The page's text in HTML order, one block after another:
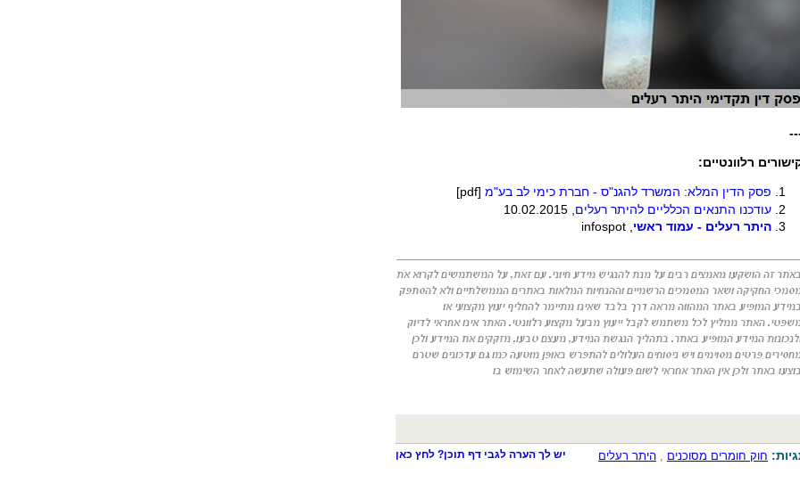
רלוונטיים:
פסק הדין המלא: המשרד להגנ"ס - חברת כימי לב בע"מ [
pdf
]
עודכנו התנאים הכלליים להיתר רעלים
היתר רעלים - עמוד ראשי
חוק חומרים מסוכנים , היתר רעלים יש לך הערה לגבי דף תוכן? לחץ כאן